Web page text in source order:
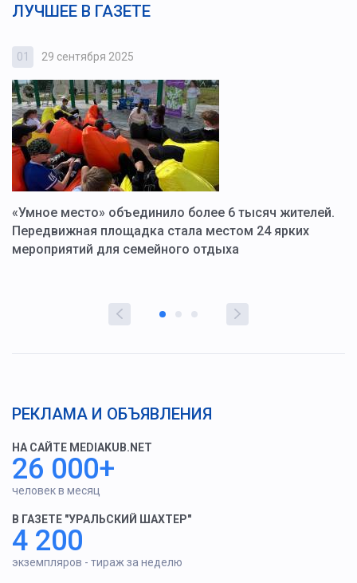
ЛУЧШЕЕ В ГАЗЕТЕ
01 29 сентября 2025
«Умное место» объединило более 6 тысяч жителей.
Передвижная площадка стала местом 24 ярких
мероприятий для семейного отдыха
РЕКЛАМА И ОБЪЯВЛЕНИЯ
НА САЙТЕ MEDIAKUB.NET
26 000+
человек в месяц
В ГАЗЕТЕ "УРАЛЬСКИЙ ШАХТЕР"
4 200
экземпляров - тираж за неделю